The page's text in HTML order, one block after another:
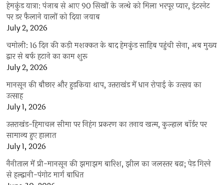
हेमकुंड यात्रा: पंजाब से आए 90 सिखों के जत्थे को मिला भरपूर प्यार, इंटरनेट
पर डर फैलाने वालों को दिया जवाब
July 2, 2026
चमोली: 16 दिन की कड़ी मशक्कत के बाद हेमकुंड साहिब पहुंची सेना, अब मुख्य
द्वार से बर्फ हटाने का काम शुरू
July 2, 2026
मानसून की बौछार और हुड़किया थाप, उत्तराखंड में धान रोपाई के उत्सव का
उत्साह
July 1, 2026
उत्तराखंड-हिमाचल सीमा पर निहंग प्रकरण का तनाव खत्म, कुल्हाल बॉर्डर पर
सामान्य हुए हालात
July 1, 2026
नैनीताल में प्री-मानसून की झमाझम बारिश, झील का जलस्तर बढ़ा; पेड़ गिरने
से हल्द्वानी-पंगोट मार्ग बाधित